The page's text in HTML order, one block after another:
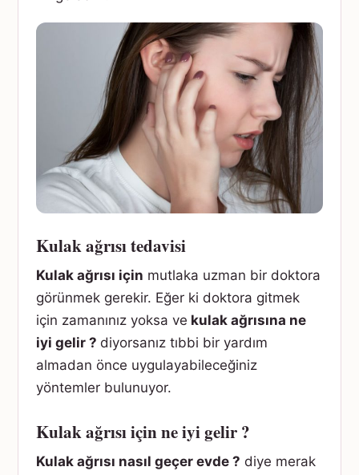
Kulak ağrısı tedavisi
Kulak ağrısı için mutlaka uzman bir doktora
görünmek gerekir. Eğer ki doktora gitmek
için zamanınız yoksa ve kulak ağrısına ne
iyi gelir ? diyorsanız tıbbi bir yardım
almadan önce uygulayabileceğiniz
yöntemler bulunuyor.
Kulak ağrısı için ne iyi gelir ?
Kulak ağrısı nasıl geçer evde ? diye merak